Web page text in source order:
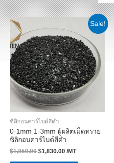
Sale!
ซิลิกอนคาร์ไบด์สีดำ
0-1mm 1-3mm ผู้ผลิตเม็ดทราย
ซิลิกอนคาร์ไบด์สีดำ
$1,850.00 $1,830.00 /MT